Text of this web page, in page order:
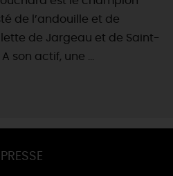
de l’andouille et de
de Jargeau et de Saint-
son actif, une ...